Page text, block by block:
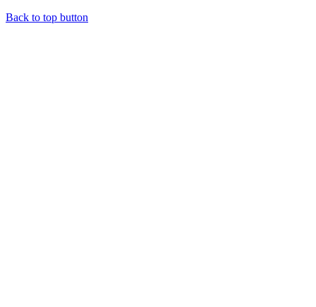
Back to top button